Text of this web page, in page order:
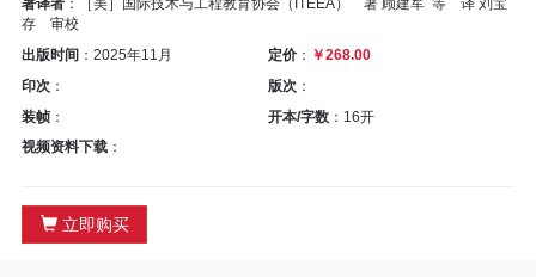
著译者 ：［美］国际技术与工程教育协会（ITEEA） 著 顾建军 等 译 刘宝
存 审校
出版时间 ：2025年11月 定价： ￥268.00
印次 ： 版次：
装帧 ： 开本/字数：16开
视频资料下载 ：
立即购买